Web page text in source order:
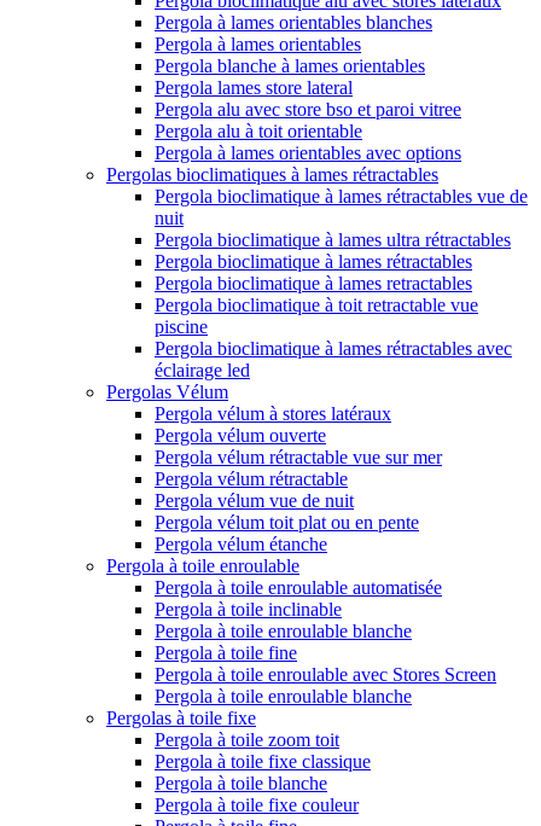
Pergola à lames orientables blanches
Pergola à lames orientables
Pergola blanche à lames orientables
Pergola lames store lateral
Pergola alu avec store bso et paroi vitree
Pergola alu à toit orientable
Pergola à lames orientables avec options
Pergolas bioclimatiques à lames rétractables
Pergola bioclimatique à lames rétractables vue de
nuit
Pergola bioclimatique à lames ultra rétractables
Pergola bioclimatique à lames rétractables
Pergola bioclimatique à lames retractables
Pergola bioclimatique à toit retractable vue
piscine
Pergola bioclimatique à lames rétractables avec
éclairage led
Pergolas Vélum
Pergola vélum à stores latéraux
Pergola vélum ouverte
Pergola vélum rétractable vue sur mer
Pergola vélum rétractable
Pergola vélum vue de nuit
Pergola vélum toit plat ou en pente
Pergola vélum étanche
Pergola à toile enroulable
Pergola à toile enroulable automatisée
Pergola à toile inclinable
Pergola à toile enroulable blanche
Pergola à toile fine
Pergola à toile enroulable avec Stores Screen
Pergola à toile enroulable blanche
Pergolas à toile fixe
Pergola à toile zoom toit
Pergola à toile fixe classique
Pergola à toile blanche
Pergola à toile fixe couleur